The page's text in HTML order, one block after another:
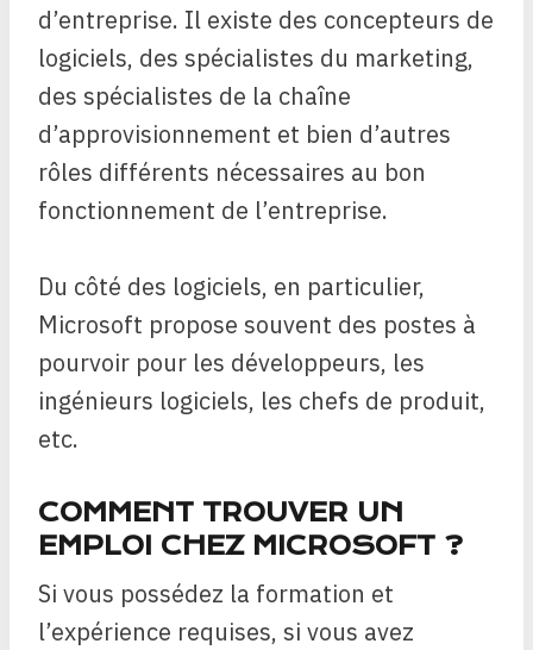
d’entreprise. Il existe des concepteurs de
logiciels, des spécialistes du marketing,
des spécialistes de la chaîne
d’approvisionnement et bien d’autres
rôles différents nécessaires au bon
fonctionnement de l’entreprise.
Du côté des logiciels, en particulier,
Microsoft propose souvent des postes à
pourvoir pour les développeurs, les
ingénieurs logiciels, les chefs de produit,
etc.
COMMENT TROUVER UN
EMPLOI CHEZ MICROSOFT ?
Si vous possédez la formation et
l’expérience requises, si vous avez